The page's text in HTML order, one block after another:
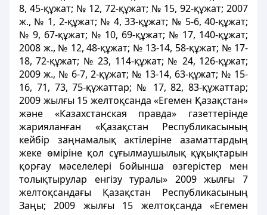
8, 45-құжат; № 12, 72-құжат; № 15, 92-құжат; 2007
ж., № 1, 2-құжат; № 4, 33-құжат; № 5-6, 40-құжат;
№ 9, 67-құжат; № 10, 69-құжат; № 17, 140-құжат;
2008 ж., № 12, 48-құжат; № 13-14, 58-құжат; № 17-
18, 72-құжат; № 23, 114-құжат; № 24, 126-құжат;
2009 ж., № 6-7, 2-құжат; № 13-14, 63-құжат; № 15-
16, 71, 73, 75-құжаттар; № 17, 82, 83-құжаттар;
2009 жылғы 15 желтоқсанда «Егемен Қазақстан»
және «Казахстанская правда» газеттерінде
жарияланған «Қазақстан Республикасының
кейбір заңнамалық актілеріне азаматтардың
жеке өміріне қол сұғылмаушылық құқықтарын
қорғау мәселелері бойынша өзгерістер мен
толықтырулар енгізу туралы» 2009 жылғы 7
желтоқсандағы Қазақстан Республикасының
Заңы; 2009 жылғы 15 желтоқсанда «Егемен